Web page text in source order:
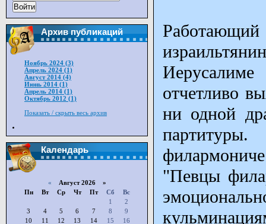
Работающий
отчетливо
ни одной
"Певцы
Войти
Архив публикаций
Ноябрь 2024 (3)
Апрель 2024 (1)
Август 2014 (4)
Июнь 2014 (1)
Апрель 2014 (1)
Октябрь 2012 (1)
Показать / скрыть весь архив
Календарь
« Август 2026 »
Пн
Вт Ср Чт Пт Сб
Вс
1
2
3
4 5 6 7 8
9
10
11 12 13 14 15
16